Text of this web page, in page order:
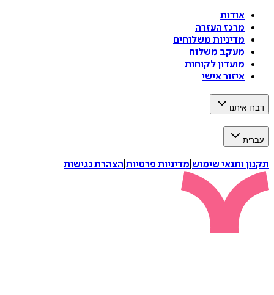
אודות
מרכז העזרה
מדיניות משלוחים
מעקב משלוח
מועדון לקוחות
איזור אישי
דברו איתנו
עברית
תקנון ותנאי שימוש מדיניות פרטיות הצהרת נגישות